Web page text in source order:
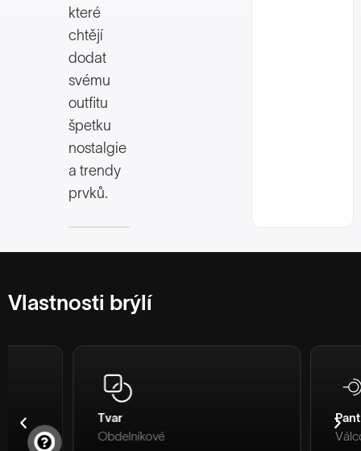
které
chtějí
dodat
svému
outfitu
špetku
nostalgie
a trendy
prvků.
Vlastnosti brýlí
Obdelníkové
Válcový pant